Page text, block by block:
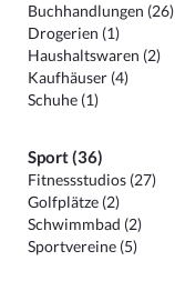
Buchhandlungen (26)
Drogerien (1)
Haushaltswaren (2)
Kaufhäuser (4)
Schuhe (1)
Sport (36)
Fitnessstudios (27)
Golfplätze (2)
Schwimmbad (2)
Sportvereine (5)